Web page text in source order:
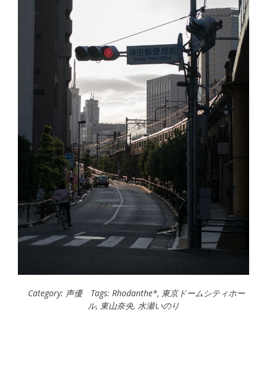
Category: 声優 Tags: Rhodanthe*, 東京ドームシティホー
ル, 東山奈央, 水瀬いのり